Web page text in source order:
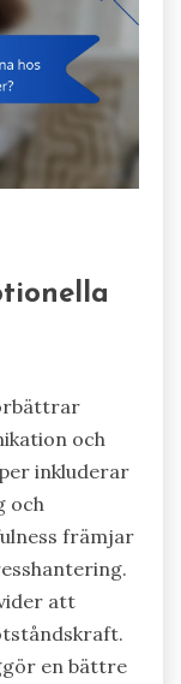
och
inkluderar
och
främjar
att
en bättre